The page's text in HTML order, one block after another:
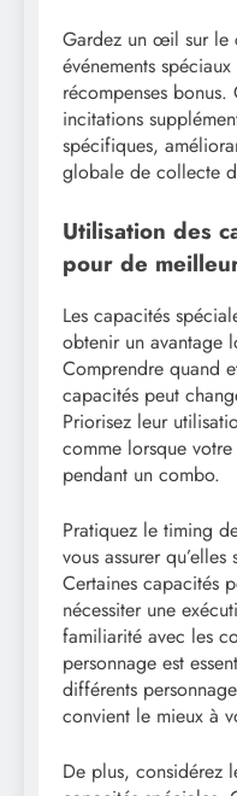
Gardez un œil sur le
événements
récompenses
incitations
spécifiques,
globale de collecte
Utilisation des
pour de
Les capacités
obtenir un avantage
Comprendre quand
capacités peut
Priorisez leur
comme lorsque
pendant un combo.
Pratiquez le timing
vous assurer
Certaines capacités
nécessiter une
familiarité avec les
personnage est
différents
convient le mieux à
De plus, considérez